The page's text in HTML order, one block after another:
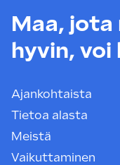
Maa, jota
hyvin, voi
Ajankohtaista
Tietoa alasta
Meistä
Vaikuttaminen